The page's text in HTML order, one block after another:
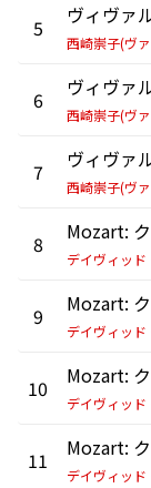
5
6
7
8
9
10
11